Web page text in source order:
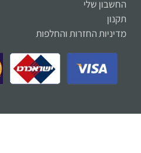
החשבון שלי
תקנון
מדיניות החזרות והחלפות